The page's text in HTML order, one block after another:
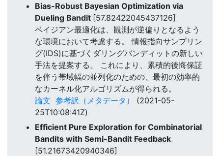
Bias-Robust Bayesian Optimization via
Dueling Bandit [57.82422045437126]
ベイジアン最適化は、観測が逆偏りとなるよう
な環境において考慮する。 情報指向サンプリン
グ(IDS)に基づくダリングバンディットの新しい
手法を提案する。 これにより、累積的後悔保証
を伴う帯域幅の並列化のための、最初の効率的
なカーネル化アルゴリズムが得られる。
論文 参考訳（メタデータ）
(2021-05-
25T10:08:41Z)
Efficient Pure Exploration for Combinatorial
Bandits with Semi-Bandit Feedback
[51.21673420940346]